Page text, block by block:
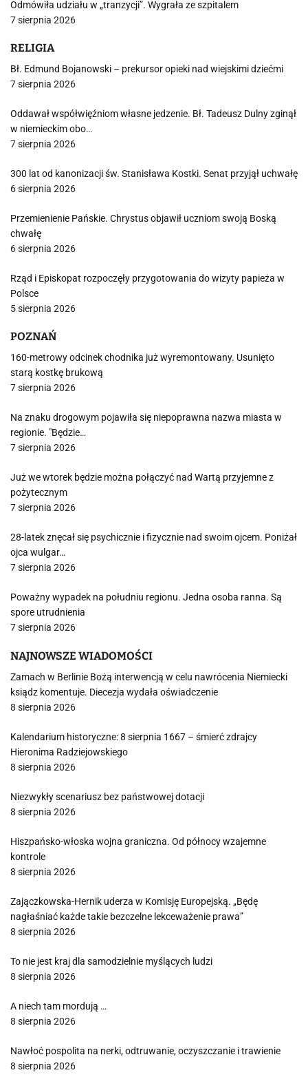
Odmówiła udziału w „tranzycji”. Wygrała ze szpitalem
7 sierpnia 2026
RELIGIA
Bł. Edmund Bojanowski – prekursor opieki nad wiejskimi dziećmi
7 sierpnia 2026
Oddawał współwięźniom własne jedzenie. Bł. Tadeusz Dulny zginął
w niemieckim obo…
7 sierpnia 2026
300 lat od kanonizacji św. Stanisława Kostki. Senat przyjął uchwałę
6 sierpnia 2026
Przemienienie Pańskie. Chrystus objawił uczniom swoją Boską
chwałę
6 sierpnia 2026
Rząd i Episkopat rozpoczęły przygotowania do wizyty papieża w
Polsce
5 sierpnia 2026
POZNAŃ
160-metrowy odcinek chodnika już wyremontowany. Usunięto
starą kostkę brukową
7 sierpnia 2026
Na znaku drogowym pojawiła się niepoprawna nazwa miasta w
regionie. "Będzie…
7 sierpnia 2026
Już we wtorek będzie można połączyć nad Wartą przyjemne z
pożytecznym
7 sierpnia 2026
28-latek znęcał się psychicznie i fizycznie nad swoim ojcem. Poniżał
ojca wulgar…
7 sierpnia 2026
Poważny wypadek na południu regionu. Jedna osoba ranna. Są
spore utrudnienia
7 sierpnia 2026
NAJNOWSZE WIADOMOŚCI
Zamach w Berlinie Bożą interwencją w celu nawrócenia Niemiecki
ksiądz komentuje. Diecezja wydała oświadczenie
8 sierpnia 2026
Kalendarium historyczne: 8 sierpnia 1667 – śmierć zdrajcy
Hieronima Radziejowskiego
8 sierpnia 2026
Niezwykły scenariusz bez państwowej dotacji
8 sierpnia 2026
Hiszpańsko-włoska wojna graniczna. Od północy wzajemne
kontrole
8 sierpnia 2026
Zajączkowska-Hernik uderza w Komisję Europejską. „Będę
nagłaśniać każde takie bezczelne lekceważenie prawa”
8 sierpnia 2026
To nie jest kraj dla samodzielnie myślących ludzi
8 sierpnia 2026
A niech tam mordują …
8 sierpnia 2026
Nawłoć pospolita na nerki, odtruwanie, oczyszczanie i trawienie
8 sierpnia 2026